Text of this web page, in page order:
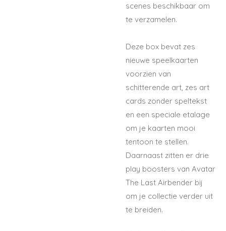
scenes beschikbaar om
te verzamelen.
Deze box bevat zes
nieuwe speelkaarten
voorzien van
schitterende art, zes art
cards zonder speltekst
en een speciale etalage
om je kaarten mooi
tentoon te stellen.
Daarnaast zitten er drie
play boosters van Avatar
The Last Airbender bij
om je collectie verder uit
te breiden.